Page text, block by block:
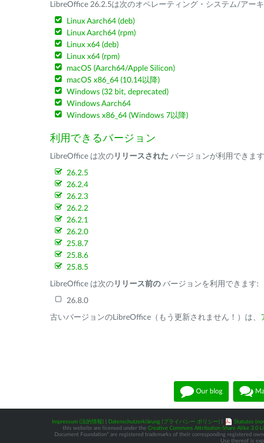
LibreOffice 26.2.5は次のオペレーティング・システム/アー
Linux Aarch64 (deb)
Linux Aarch64 (rpm)
Linux x64 (deb)
Linux x64 (rpm)
macOS (Aarch64/Apple Silicon)
macOS x86_64 (10.14以降)
Windows (32 bit, deprecated)
Windows Aarch64
Windows x86_64 (Windows 7以降)
利用できるバージョン
LibreOffice は次のリリースされた バージョンが利用できま
26.2.5
26.2.4
26.2.3
26.2.2
26.2.1
26.2.0
25.8.7
25.8.6
25.8.5
LibreOffice は次のリリース前の バージョンを利用できます:
26.8.0
古いバージョンのLibreOffice（もう更新されません！）は、
Our blog
Impressum (法的情報) Datenschutzerklärung (プライバシー ポリシー) Statutes
this website are licensed under the Creative Commons Attribution-Share Alike 3.0
Document Foundation” are registered trademarks of their corresponding registered
Use thereof is